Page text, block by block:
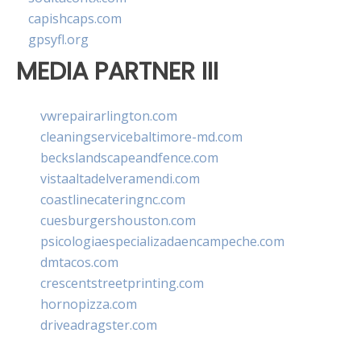
capishcaps.com
gpsyfl.org
MEDIA PARTNER III
vwrepairarlington.com
cleaningservicebaltimore-md.com
beckslandscapeandfence.com
vistaaltadelveramendi.com
coastlinecateringnc.com
cuesburgershouston.com
psicologiaespecializadaencampeche.com
dmtacos.com
crescentstreetprinting.com
hornopizza.com
driveadragster.com